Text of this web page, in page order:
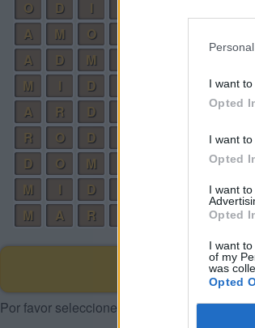
I want
Opted
I want
Opted
I want
Opted
I want
of my
was
Opted
O
D
A
M O
A
D M
M
D
A
R D
R
O D
D
O M
M
D
M
A R
Por favor seleccione los niveles: